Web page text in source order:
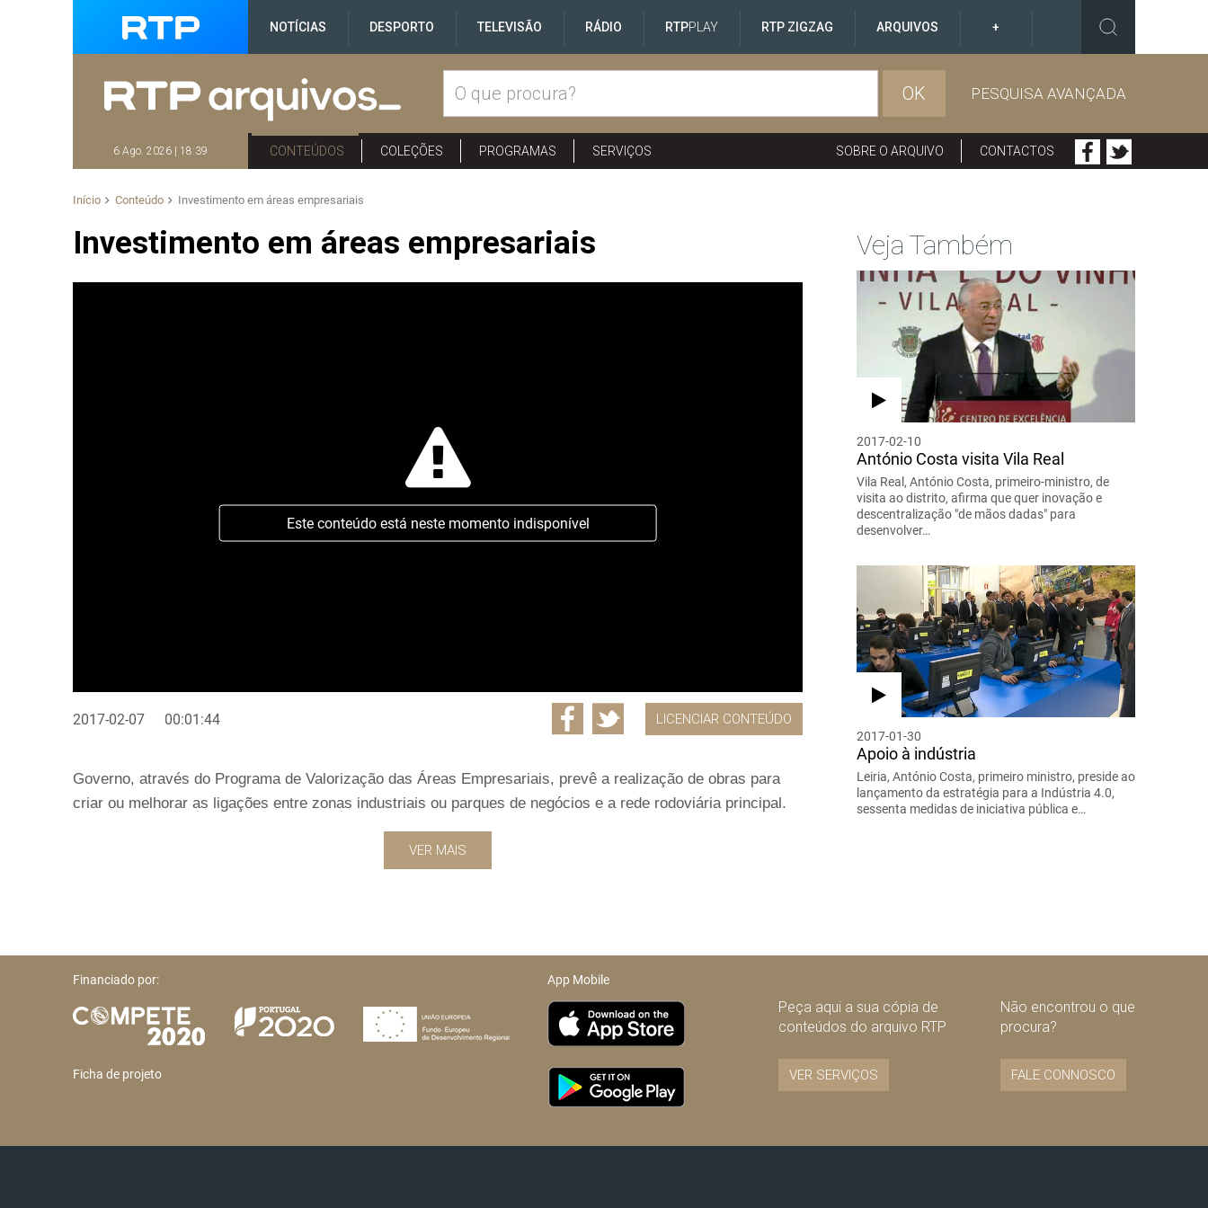
NOTÍCIAS DESPORTO TELEVISÃO RÁDIO RTPPLAY RTP ZIGZAG ARQUIVOS +
OK PESQUISA AVANÇADA
6 Ago. 2026 | 18:39 CONTEÚDOS COLEÇÕES PROGRAMAS SERVIÇOS SOBRE O ARQUIVO CONTACTOS
Início Conteúdo Investimento em áreas empresariais
Investimento em áreas empresariais
Este conteúdo está neste momento indisponível
2017-02-07 00:01:44 LICENCIAR CONTEÚDO
Governo, através do Programa de Valorização das Áreas Empresariais, prevê a realização de obras para
criar ou melhorar as ligações entre zonas industriais ou parques de negócios e a rede rodoviária principal.
VER MAIS
Veja Também
2017-02-10
António Costa visita Vila Real
Vila Real, António Costa, primeiro-ministro, de
visita ao distrito, afirma que quer inovação e
descentralização "de mãos dadas" para
desenvolver…
2017-01-30
Apoio à indústria
Leiria, António Costa, primeiro ministro, preside ao
lançamento da estratégia para a Indústria 4.0,
sessenta medidas de iniciativa pública e…
Financiado por:
Ficha de projeto
App Mobile
Peça aqui a sua cópia de
conteúdos do arquivo RTP
VER SERVIÇOS
Não encontrou o que
procura?
FALE CONNOSCO